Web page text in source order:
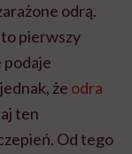
odrą.
pierwszy
podaje
że odra
ten
Od tego